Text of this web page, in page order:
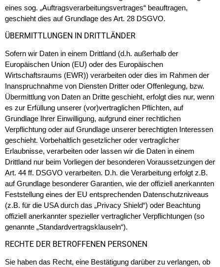
eines sog. „Auftragsverarbeitungsvertrages“ beauftragen,
geschieht dies auf Grundlage des Art. 28 DSGVO.
ÜBERMITTLUNGEN IN DRITTLÄNDER
Sofern wir Daten in einem Drittland (d.h. außerhalb der
Europäischen Union (EU) oder des Europäischen
Wirtschaftsraums (EWR)) verarbeiten oder dies im Rahmen der
Inanspruchnahme von Diensten Dritter oder Offenlegung, bzw.
Übermittlung von Daten an Dritte geschieht, erfolgt dies nur, wenn
es zur Erfüllung unserer (vor)vertraglichen Pflichten, auf
Grundlage Ihrer Einwilligung, aufgrund einer rechtlichen
Verpflichtung oder auf Grundlage unserer berechtigten Interessen
geschieht. Vorbehaltlich gesetzlicher oder vertraglicher
Erlaubnisse, verarbeiten oder lassen wir die Daten in einem
Drittland nur beim Vorliegen der besonderen Voraussetzungen der
Art. 44 ff. DSGVO verarbeiten. D.h. die Verarbeitung erfolgt z.B.
auf Grundlage besonderer Garantien, wie der offiziell anerkannten
Feststellung eines der EU entsprechenden Datenschutzniveaus
(z.B. für die USA durch das „Privacy Shield“) oder Beachtung
offiziell anerkannter spezieller vertraglicher Verpflichtungen (so
genannte „Standardvertragsklauseln“).
RECHTE DER BETROFFENEN PERSONEN
Sie haben das Recht, eine Bestätigung darüber zu verlangen, ob